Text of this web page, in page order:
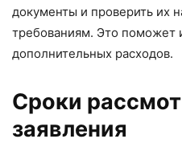
документы и проверить их
требованиям. Это поможет
дополнительных расходов.
Сроки
заявления